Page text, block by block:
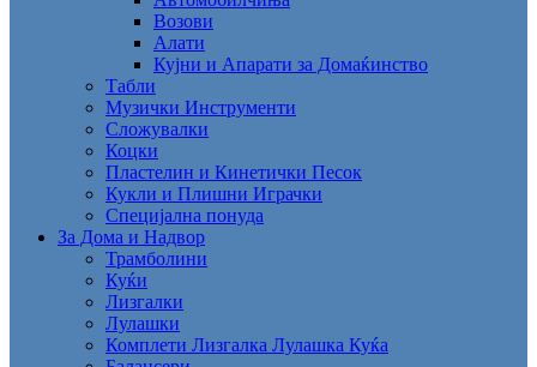
Возови
Алати
Кујни и Апарати за Домаќинство
Табли
Музички Инструменти
Сложувалки
Коцки
Пластелин и Кинетички Песок
Кукли и Плишни Играчки
Специјална понуда
За Дома и Надвор
Трамболини
Куќи
Лизгалки
Лулашки
Комплети Лизгалка Лулашка Куќа